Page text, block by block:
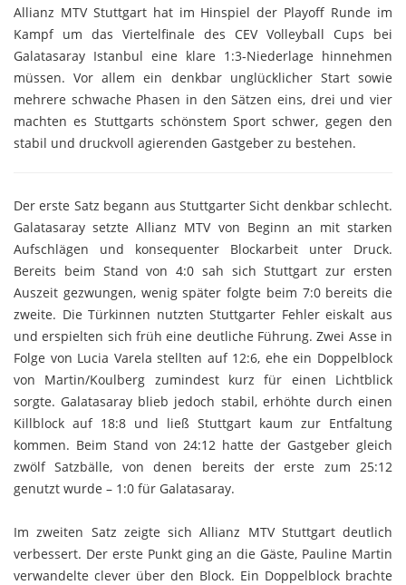
Allianz MTV Stuttgart hat im Hinspiel der Playoff Runde im
Kampf um das Viertelfinale des CEV Volleyball Cups bei
Galatasaray Istanbul eine klare 1:3-Niederlage hinnehmen
müssen. Vor allem ein denkbar unglücklicher Start sowie
mehrere schwache Phasen in den Sätzen eins, drei und vier
machten es Stuttgarts schönstem Sport schwer, gegen den
stabil und druckvoll agierenden Gastgeber zu bestehen.
Der erste Satz begann aus Stuttgarter Sicht denkbar schlecht.
Galatasaray setzte Allianz MTV von Beginn an mit starken
Aufschlägen und konsequenter Blockarbeit unter Druck.
Bereits beim Stand von 4:0 sah sich Stuttgart zur ersten
Auszeit gezwungen, wenig später folgte beim 7:0 bereits die
zweite. Die Türkinnen nutzten Stuttgarter Fehler eiskalt aus
und erspielten sich früh eine deutliche Führung. Zwei Asse in
Folge von Lucia Varela stellten auf 12:6, ehe ein Doppelblock
von Martin/Koulberg zumindest kurz für einen Lichtblick
sorgte. Galatasaray blieb jedoch stabil, erhöhte durch einen
Killblock auf 18:8 und ließ Stuttgart kaum zur Entfaltung
kommen. Beim Stand von 24:12 hatte der Gastgeber gleich
zwölf Satzbälle, von denen bereits der erste zum 25:12
genutzt wurde – 1:0 für Galatasaray.
Im zweiten Satz zeigte sich Allianz MTV Stuttgart deutlich
verbessert. Der erste Punkt ging an die Gäste, Pauline Martin
verwandelte clever über den Block. Ein Doppelblock brachte